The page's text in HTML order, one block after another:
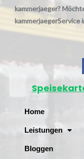
kammerjaeger?
kammerjaegerService
Home
Leistungen
Bloggen